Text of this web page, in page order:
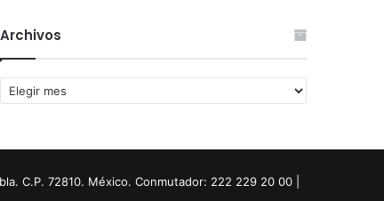
Archivos
Archivos
C.P. 72810. México. Conmutador: 222 229 20 00 |